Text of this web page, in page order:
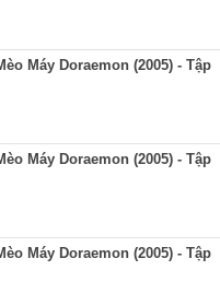
Máy Doraemon (2005) - Tập
Máy Doraemon (2005) - Tập
Máy Doraemon (2005) - Tập